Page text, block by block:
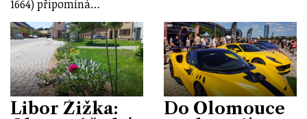
1664) připomíná…
Libor Žižka:
Do Olomouce